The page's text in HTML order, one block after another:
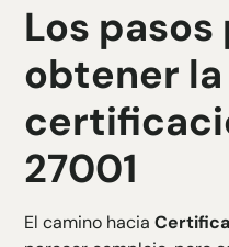
Los pasos
obtener la
27001
El camino hacia